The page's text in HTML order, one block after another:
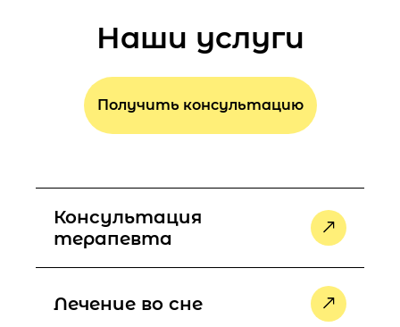
Наши услуги
Получить консультацию
Консультация
терапевта
Лечение во сне